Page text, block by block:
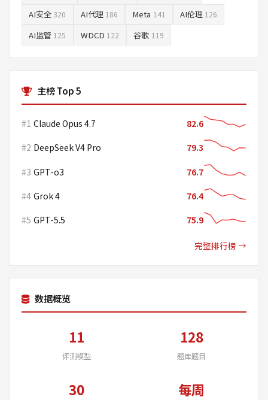
AI安全 320 AI代理 186 Meta 141 AI伦理 126
AI监管 125 WDCD 122 谷歌 119
主榜 Top 5
#1 Claude Opus 4.7 82.6
#2 DeepSeek V4 Pro 79.3
#3 GPT-o3 76.7
#4 Grok 4 76.4
#5 GPT-5.5 75.9
完整排行榜 →
数据概览
11
评测模型
128
题库题目
30 每周